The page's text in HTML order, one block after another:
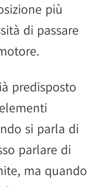
più
di passare
predisposto
si parla di
parlare di
ma quando